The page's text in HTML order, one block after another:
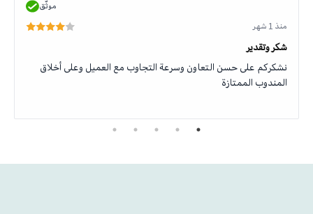
موثّق
منذ 1 شهر
شكر وتقدير
نشكركم على حسن التعاون وسرعة التجاوب مع العميل وعلى أخلاق
المندوب الممتازة